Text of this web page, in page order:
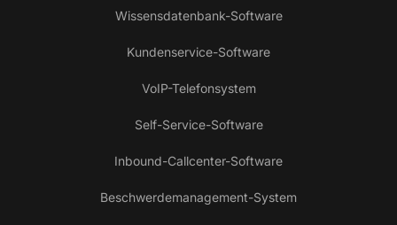
Wissensdatenbank-Software
Kundenservice-Software
VoIP-Telefonsystem
Self-Service-Software
Inbound-Callcenter-Software
Beschwerdemanagement-System